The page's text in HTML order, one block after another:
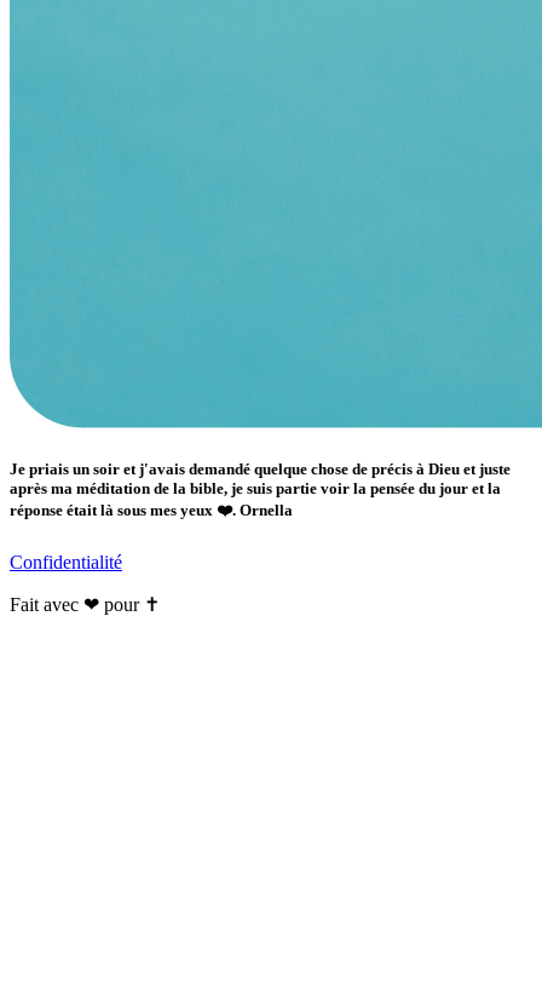
Je priais un soir et j'avais demandé quelque chose de précis à Dieu et juste
après ma méditation de la bible, je suis partie voir la pensée du jour et la
réponse était là sous mes yeux ❤️. Ornella
Confidentialité
Fait avec ❤ pour ✝️️